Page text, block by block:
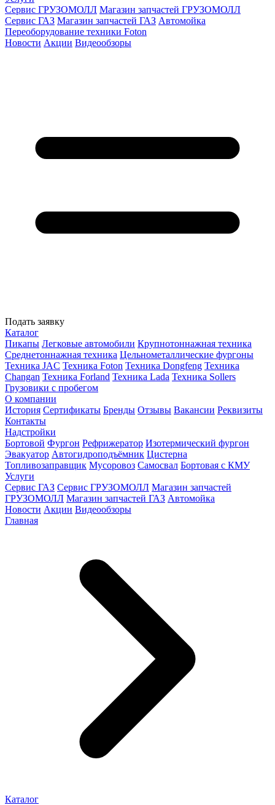
Сервис ГРУЗОМОЛЛ Магазин запчастей ГРУЗОМОЛЛ
Сервис ГАЗ Магазин запчастей ГАЗ Автомойка
Переоборудование техники Foton
Новости Акции Видеообзоры
Подать заявку
Каталог
Пикапы Легковые автомобили Крупнотоннажная техника
Среднетоннажная техника Цельнометаллические фургоны
Техника JAC Техника Foton Техника Dongfeng Техника
Changan Техника Forland Техника Lada Техника Sollers
Грузовики с пробегом
О компании
История Сертификаты Бренды Отзывы Вакансии Реквизиты
Контакты
Надстройки
Бортовой Фургон Рефрижератор Изотермический фургон
Эвакуатор Автогидроподъёмник Цистерна
Топливозаправщик Мусоровоз Самосвал Бортовая с КМУ
Услуги
Сервис ГАЗ Сервис ГРУЗОМОЛЛ Магазин запчастей
ГРУЗОМОЛЛ Магазин запчастей ГАЗ Автомойка
Новости Акции Видеообзоры
Главная
Каталог